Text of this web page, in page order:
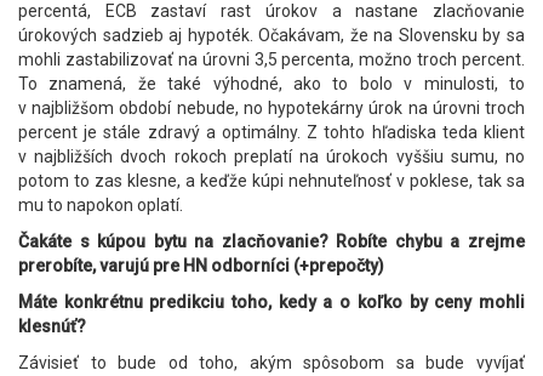
percentá, ECB zastaví rast úrokov a nastane zlacňovanie
úrokových sadzieb aj hypoték. Očakávam, že na Slovensku by sa
mohli zastabilizovať na úrovni 3,5 percenta, možno troch percent.
To znamená, že také výhodné, ako to bolo v minulosti, to
v najbližšom období nebude, no hypotekárny úrok na úrovni troch
percent je stále zdravý a optimálny. Z tohto hľadiska teda klient
v najbližších dvoch rokoch preplatí na úrokoch vyššiu sumu, no
potom to zas klesne, a keďže kúpi nehnuteľnosť v poklese, tak sa
mu to napokon oplatí.
Čakáte s kúpou bytu na zlacňovanie? Robíte chybu a zrejme
prerobíte, varujú pre HN odborníci (+prepočty)
Máte konkrétnu predikciu toho, kedy a o koľko by ceny mohli
klesnúť?
Závisieť to bude od toho, akým spôsobom sa bude vyvíjať